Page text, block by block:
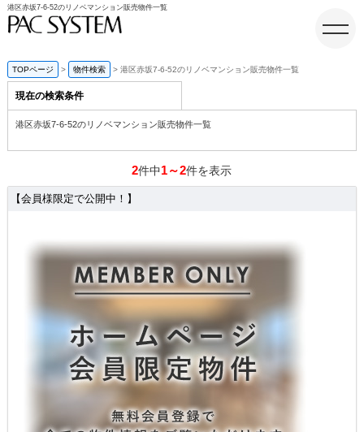
港区赤坂7-6-52のリノベマンション販売物件一覧
TOPページ 物件検索 港区赤坂7-6-52のリノベマンション販売物件一覧
現在の検索条件
港区赤坂7-6-52のリノベマンション販売物件一覧
2件中1～2件を表示
【会員様限定で公開中！】